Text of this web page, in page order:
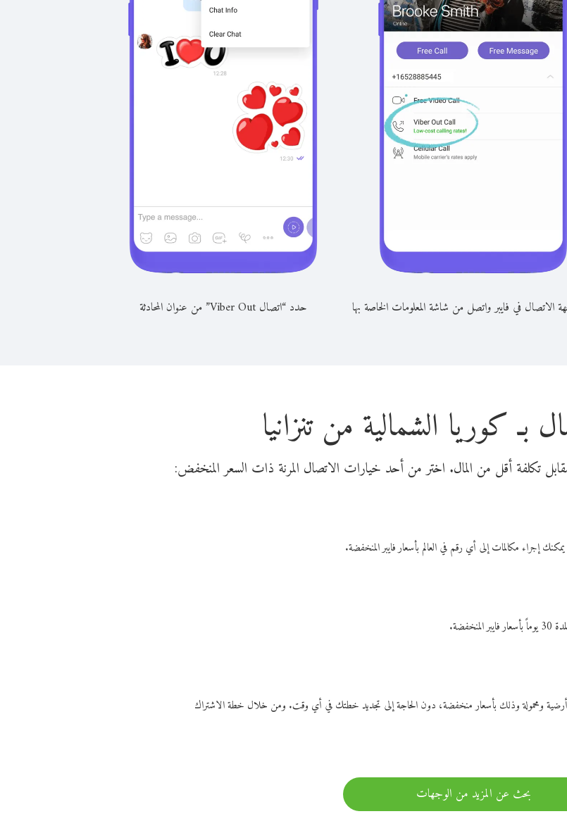
الاتصال في فايبر واتصل من شاشة المعلومات الخاصة بها حدد “اتصال Viber Out” من عنوان المحادثة
بـ كوريا الشمالية من تنزانيا
أرضية ومحمولة وذلك بأسعار منخفضة، دون الحاجة إلى تجديد خطتك في أي وقت. ومن خلال خطة الاشتراك
بحث عن المزيد من الوجهات